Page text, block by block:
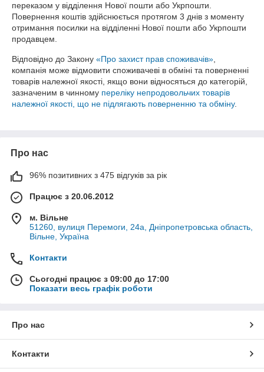
переказом у відділення Нової пошти або Укрпошти.
Повернення коштів здійснюється протягом 3 днів з моменту
отримання посилки на відділенні Нової пошти або Укрпошти
продавцем.
Відповідно до Закону «Про захист прав споживачів»
компанія може відмовити споживачеві в обміні та поверненні
товарів належної якості, якщо вони відносяться до категорій,
зазначеним в чинному переліку непродовольчих товарів
належної якості, що не підлягають поверненню та обміну.
Про нас
96% позитивних з 475 відгуків за рік
Працює з 20.06.2012
м. Вільне
51260, вулиця Перемоги, 24а, Дніпропетровська область,
Вільне, Україна
Контакти
Сьогодні працює з 09:00 до 17:00
Показати весь графік роботи
Про нас
Контакти